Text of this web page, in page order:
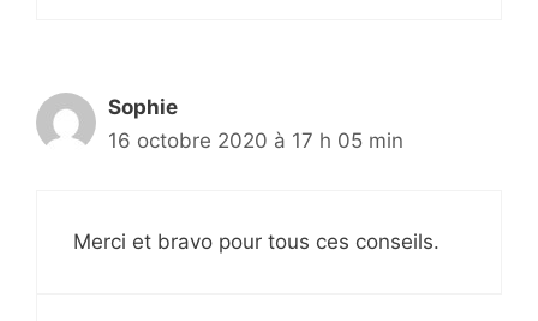
Sophie
16 octobre 2020 à 17 h 05 min
Merci et bravo pour tous ces conseils.